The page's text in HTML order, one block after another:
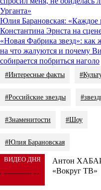
Урганта»
Юлия Барановская: «Каждое
Константина Эрнста на
«Новая Фабрика звезд»: как
на что жалуются и почему
собирается побриться наголо
#Интересные факты
#Российские звезды
#Знаменитости #Шоу
#Юлия Барановская
ВИДЕО ДНЯ
Антон
«Вокруг ТВ»